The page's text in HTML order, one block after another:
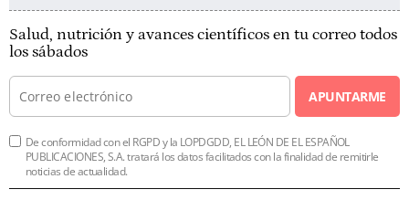
Salud, nutrición y avances científicos en tu correo todos
los sábados
APUNTARME
De conformidad con el RGPD y la LOPDGDD, EL LEÓN DE EL ESPAÑOL
PUBLICACIONES, S.A. tratará los datos facilitados con la finalidad de remitirle
noticias de actualidad.